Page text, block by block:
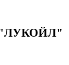
"ЛУКОЙЛ"